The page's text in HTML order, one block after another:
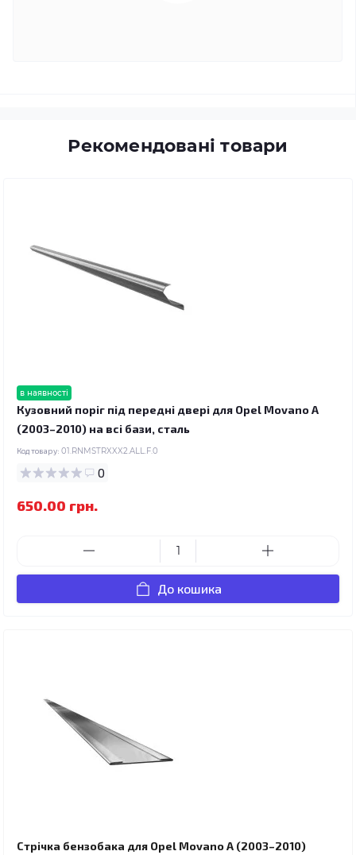
Рекомендовані товари
в наявності
Кузовний поріг під передні двері для Opel Movano A
(2003–2010) на всі бази, сталь
Код товару: 01.RNMSTRXXX2.ALL.F.0
0
650.00 грн.
До кошика
Стрічка бензобака для Opel Movano A (2003–2010)